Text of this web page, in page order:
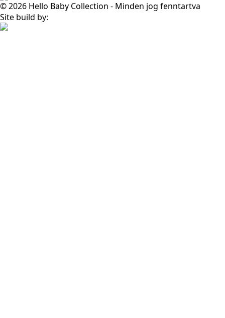
© 2026 Hello Baby Collection - Minden jog fenntartva
Site build by: